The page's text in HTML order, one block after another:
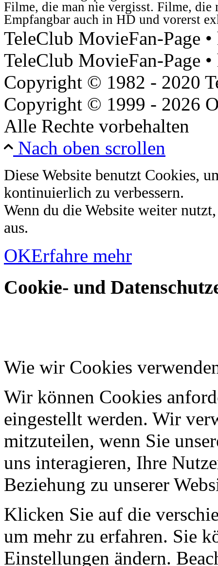
Filme, die man nie vergisst. Filme, die
Empfangbar auch in HD und vorerst
TeleClub MovieFan-Page
TeleClub MovieFan-Page
Copyright © 1982 - 2020
Copyright © 1999 - 2026
Alle Rechte vorbehalten
Nach oben scrollen
Diese Website benutzt Cookies,
kontinuierlich zu verbessern.
Wenn du die Website weiter
aus.
OKErfahre mehr
Cookie- und
Wie wir Cookies
Wir können Cookies
eingestellt werden. Wir
mitzuteilen, wenn Sie
uns interagieren, Ihre
Beziehung zu unserer
Klicken Sie auf die
um mehr zu erfahren. Sie
Einstellungen ändern.